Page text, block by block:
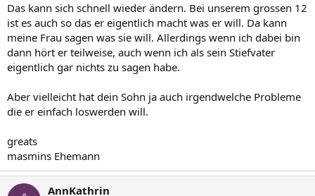
Das kann sich schnell wieder ändern. Bei unserem grossen 12
ist es auch so das er eigentlich macht was er will. Da kann
meine Frau sagen was sie will. Allerdings wenn ich dabei bin
dann hört er teilweise, auch wenn ich als sein Stiefvater
eigentlich gar nichts zu sagen habe.
Aber vielleicht hat dein Sohn ja auch irgendwelche Probleme
die er einfach loswerden will.
greats
masmins Ehemann
AnnKathrin